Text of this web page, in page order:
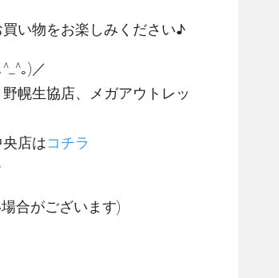
い物をお楽しみください♪
｡)／
幌生協店、メガアウトレッ
店はコチラ
合がございます)